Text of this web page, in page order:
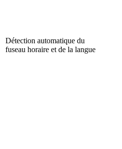
Détection automatique du
fuseau horaire et de la langue